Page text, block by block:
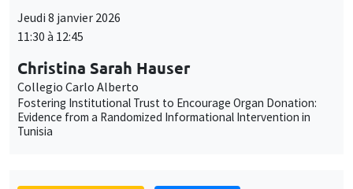
Jeudi 8 janvier 2026
11:30 à 12:45
Christina Sarah Hauser
Collegio Carlo Alberto
Fostering Institutional Trust to Encourage Organ Donation:
Evidence from a Randomized Informational Intervention in
Tunisia